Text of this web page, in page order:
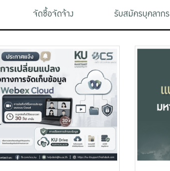
จัดซื้อจัดจ้าง รับสมัครบุคลากร